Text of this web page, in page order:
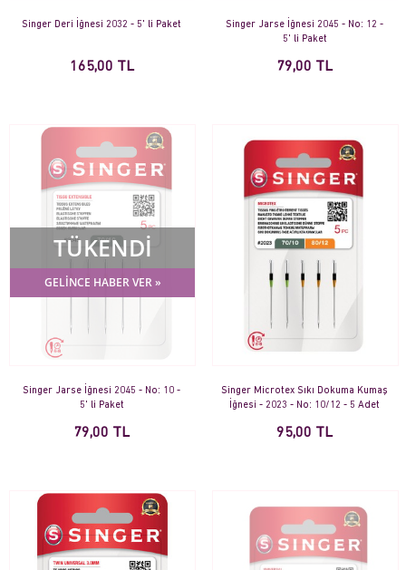
Singer Deri İğnesi 2032 - 5' li Paket
165,00 TL
Singer Jarse İğnesi 2045 - No: 12 -
5' li Paket
79,00 TL
TÜKENDİ
GELİNCE HABER VER »
Singer Jarse İğnesi 2045 - No: 10 -
5' li Paket
79,00 TL
Singer Microtex Sıkı Dokuma Kumaş
İğnesi - 2023 - No: 10/12 - 5 Adet
95,00 TL